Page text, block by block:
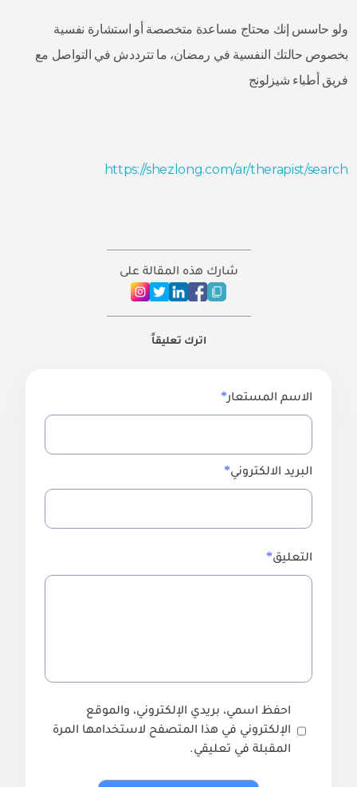
ولو حاسس إنك محتاج مساعدة متخصصة أو استشارة نفسية
بخصوص حالتك النفسية في رمضان، ما تترددش في التواصل مع
فريق أطباء شيزلونج
https://shezlong.com/ar/therapist/search
شارك هذه المقالة على
اترك تعليقاً
الاسم المستعار
البريد الالكتروني
التعليق
احفظ اسمي، بريدي الإلكتروني، والموقع
الإلكتروني في هذا المتصفح لاستخدامها المرة
المقبلة في تعليقي.